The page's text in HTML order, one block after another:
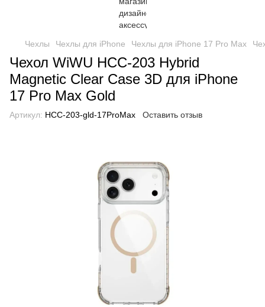
Чехлы Чехлы для iPhone Чехлы для iPhone 17 Pro Max
Чехол WiWU HCC-203 Hybrid
Magnetic Clear Case 3D для iPhone
17 Pro Max Gold
Артикул: HCC-203-gld-17ProMax Оставить отзыв